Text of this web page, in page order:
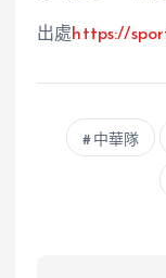
出處https://
中華隊